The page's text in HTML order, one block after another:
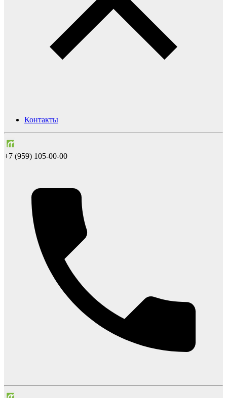
Контакты
+7 (959) 105-00-00